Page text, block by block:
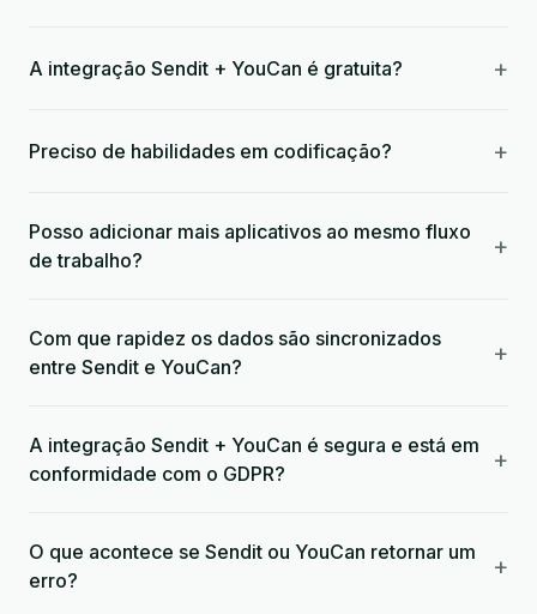
A integração Sendit + YouCan é gratuita? +
Preciso de habilidades em codificação? +
Posso adicionar mais aplicativos ao mesmo fluxo
de trabalho?
+
Com que rapidez os dados são sincronizados
entre Sendit e YouCan?
+
A integração Sendit + YouCan é segura e está em
conformidade com o GDPR?
+
O que acontece se Sendit ou YouCan retornar um
erro?
+